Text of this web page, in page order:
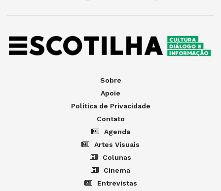
Sobre
Apoie
Política de Privacidade
Contato
Agenda
Artes Visuais
Colunas
Cinema
Entrevistas